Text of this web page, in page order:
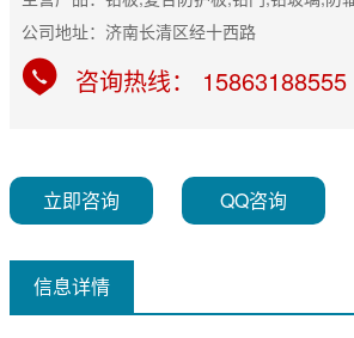
公司地址：济南长清区经十西路
咨询热线： 15863188555
立即咨询 QQ咨询
信息详情